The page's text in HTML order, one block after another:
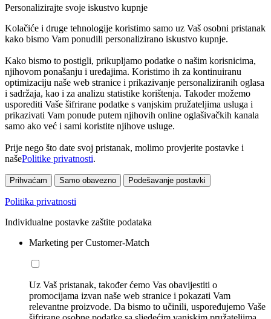
Personalizirajte svoje iskustvo kupnje
Kolačiće i druge tehnologije koristimo samo uz Vaš osobni pristanak
kako bismo Vam ponudili personalizirano iskustvo kupnje.
Kako bismo to postigli, prikupljamo podatke o našim korisnicima,
njihovom ponašanju i uređajima. Koristimo ih za kontinuiranu
optimizaciju naše web stranice i prikazivanje personaliziranih oglasa
i sadržaja, kao i za analizu statistike korištenja. Također možemo
usporediti Vaše šifrirane podatke s vanjskim pružateljima usluga i
prikazivati Vam ponude putem njihovih online oglašivačkih kanala
samo ako već i sami koristite njihove usluge.
Prije nego što date svoj pristanak, molimo provjerite postavke i
našePolitike privatnosti.
Prihvaćam Samo obavezno Podešavanje postavki
Politika privatnosti
Individualne postavke zaštite podataka
Marketing per Customer-Match
Uz Vaš pristanak, također ćemo Vas obavijestiti o
promocijama izvan naše web stranice i pokazati Vam
relevantne proizvode. Da bismo to učinili, uspoređujemo Vaše